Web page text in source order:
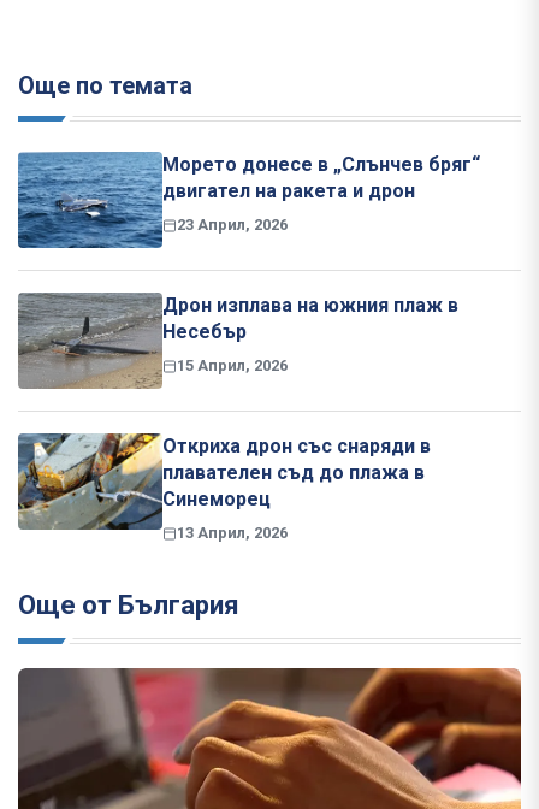
Още по темата
Морето донесе в „Слънчев бряг“
двигател на ракета и дрон
23 Април, 2026
Дрон изплава на южния плаж в
Несебър
15 Април, 2026
Откриха дрон със снаряди в
плавателен съд до плажа в
Синеморец
13 Април, 2026
Още от България